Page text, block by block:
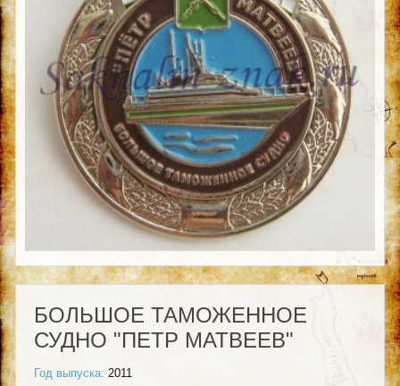
БОЛЬШОЕ ТАМОЖЕННОЕ
СУДНО "ПЕТР МАТВЕЕВ"
Год выпуска: 2011